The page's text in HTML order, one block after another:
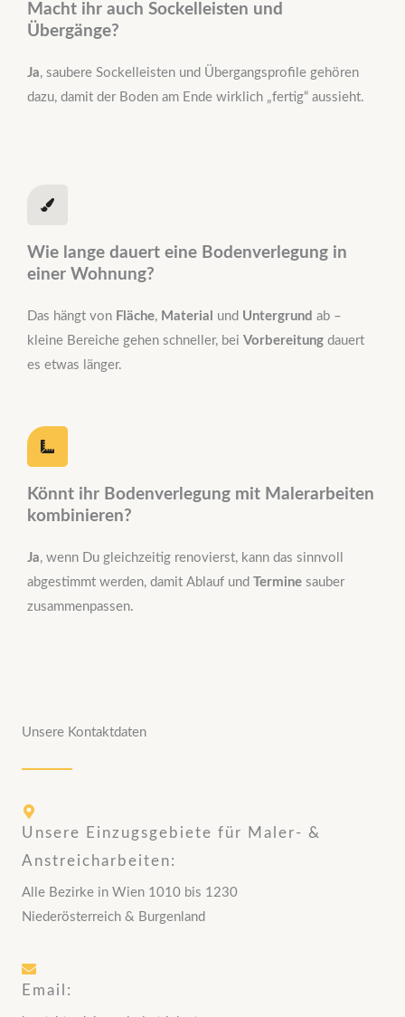
Macht ihr auch Sockelleisten und
Übergänge?
Ja, saubere Sockelleisten und Übergangsprofile gehören
dazu, damit der Boden am Ende wirklich „fertig“ aussieht.
Wie lange dauert eine Bodenverlegung in
einer Wohnung?
Das hängt von Fläche, Material und Untergrund ab –
kleine Bereiche gehen schneller, bei Vorbereitung dauert
es etwas länger.
Könnt ihr Bodenverlegung mit Malerarbeiten
kombinieren?
Ja, wenn Du gleichzeitig renovierst, kann das sinnvoll
abgestimmt werden, damit Ablauf und Termine sauber
zusammenpassen.
Unsere Kontaktdaten
Unsere Einzugsgebiete für Maler- &
Anstreicharbeiten:
Alle Bezirke in Wien 1010 bis 1230
Niederösterreich & Burgenland
Email: